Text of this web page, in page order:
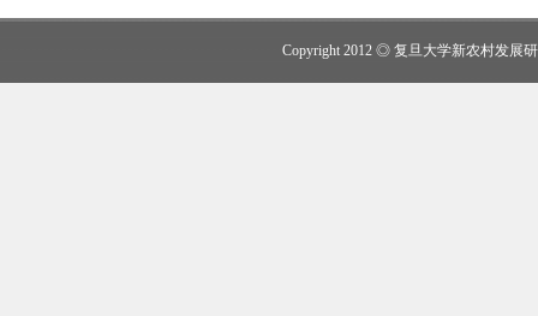
Copyright 2012 ◎ 复旦大学新农村发展